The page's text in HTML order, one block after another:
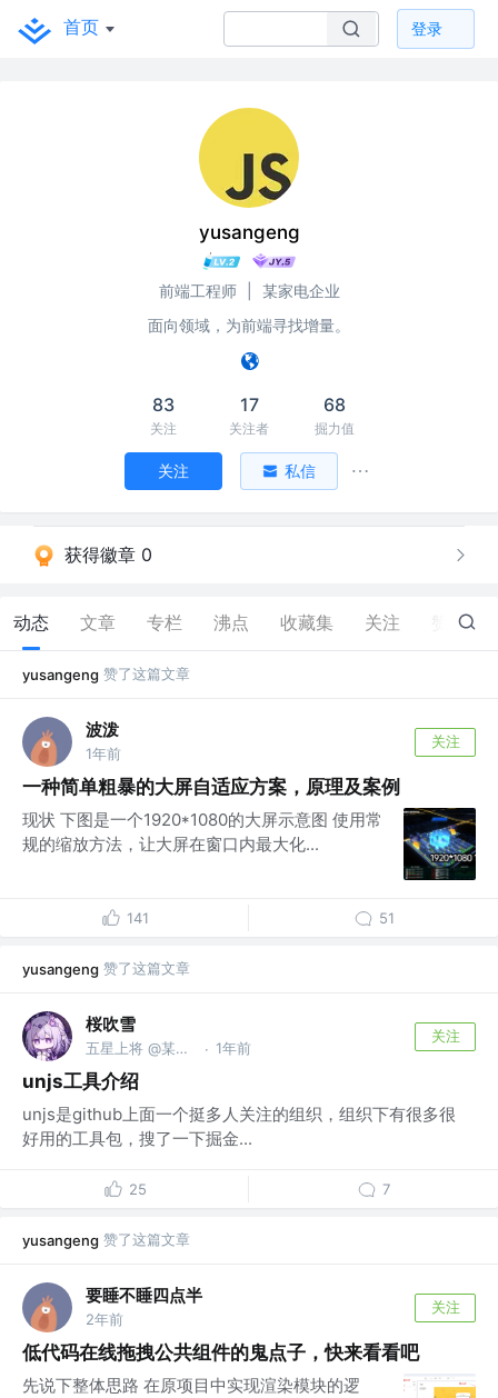
首页 登录
yusangeng
前端工程师
某家电企业
面向领域，为前端寻找增量。
83
关注
17
关注者
68
掘力值
关注 私信
获得徽章 0
动态 文章 专栏 沸点 收藏集 关注 60
yusangeng 赞了这篇文章
波泼
1年前
关注
一种简单粗暴的大屏自适应方案，原理及案例
现状 下图是一个1920*1080的大屏示意图 使用常
规的缩放方法，让大屏在窗口内最大化...
141 51
yusangeng 赞了这篇文章
桜吹雪
五星上将 @某小区 · 1年前
关注
unjs工具介绍
unjs是github上面一个挺多人关注的组织，组织下有很多很
好用的工具包，搜了一下掘金...
25 7
yusangeng 赞了这篇文章
要睡不睡四点半
2年前
关注
低代码在线拖拽公共组件的鬼点子，快来看看吧
先说下整体思路 在原项目中实现渲染模块的逻